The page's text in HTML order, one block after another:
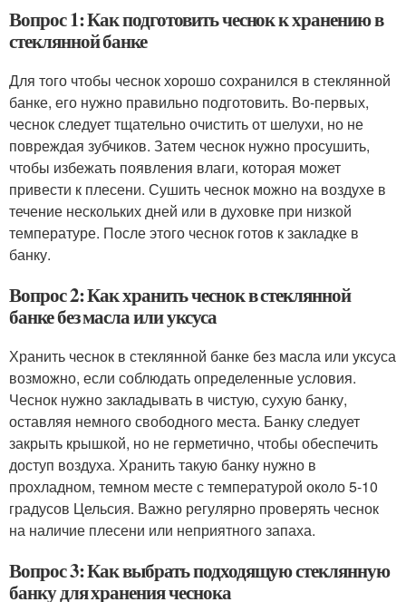
Вопрос 1: Как подготовить чеснок к хранению в
стеклянной банке
Для того чтобы чеснок хорошо сохранился в стеклянной
банке, его нужно правильно подготовить. Во-первых,
чеснок следует тщательно очистить от шелухи, но не
повреждая зубчиков. Затем чеснок нужно просушить,
чтобы избежать появления влаги, которая может
привести к плесени. Сушить чеснок можно на воздухе в
течение нескольких дней или в духовке при низкой
температуре. После этого чеснок готов к закладке в
банку.
Вопрос 2: Как хранить чеснок в стеклянной
банке без масла или уксуса
Хранить чеснок в стеклянной банке без масла или уксуса
возможно, если соблюдать определенные условия.
Чеснок нужно закладывать в чистую, сухую банку,
оставляя немного свободного места. Банку следует
закрыть крышкой, но не герметично, чтобы обеспечить
доступ воздуха. Хранить такую банку нужно в
прохладном, темном месте с температурой около 5-10
градусов Цельсия. Важно регулярно проверять чеснок
на наличие плесени или неприятного запаха.
Вопрос 3: Как выбрать подходящую стеклянную
банку для хранения чеснока